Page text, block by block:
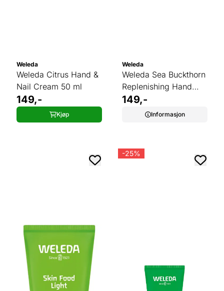
Weleda
Weleda Citrus Hand &
Nail Cream 50 ml
149,-
Kjøp
Weleda
Weleda Sea Buckthorn
Replenishing Hand
Cream 50 ml
149,-
Informasjon
-25%